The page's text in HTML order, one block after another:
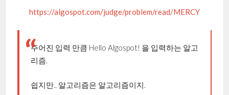
https://algospot.com/judge/problem/read/MERCY
주어진 입력 만큼 Hello Algospot! 을 입력하는 알고
리즘.
쉽지만.. 알고리즘은 알고리즘이지.